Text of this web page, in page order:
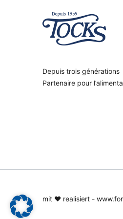
Depuis trois générations
Partenaire pour
mit ♥ realisiert -